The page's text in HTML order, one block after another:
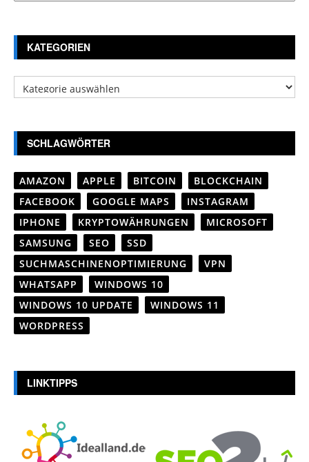
KATEGORIEN
Kategorien
SCHLAGWÖRTER
AMAZON APPLE BITCOIN
BLOCKCHAIN
FACEBOOK
GOOGLE MAPS
INSTAGRAM
IPHONE
KRYPTOWÄHRUNGEN
MICROSOFT
SAMSUNG
SEO
SSD
SUCHMASCHINENOPTIMIERUNG
VPN
WHATSAPP
WINDOWS 10
WINDOWS 10 UPDATE
WINDOWS 11
WORDPRESS
LINKTIPPS